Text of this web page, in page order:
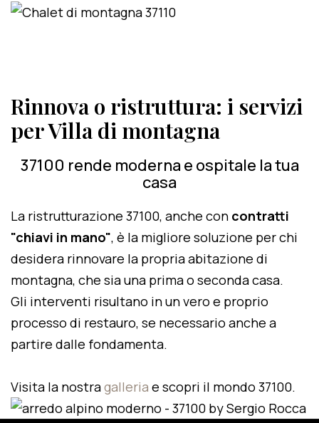
Rinnova o ristruttura: i servizi
per Villa di montagna
37100 rende moderna e ospitale la tua
casa
La ristrutturazione 37100, anche con contratti
"chiavi in mano", è la migliore soluzione per chi
desidera rinnovare la propria abitazione di
montagna, che sia una prima o seconda casa.
Gli interventi risultano in un vero e proprio
processo di restauro, se necessario anche a
partire dalle fondamenta.
Visita la nostragalleria e scopri il mondo 37100.